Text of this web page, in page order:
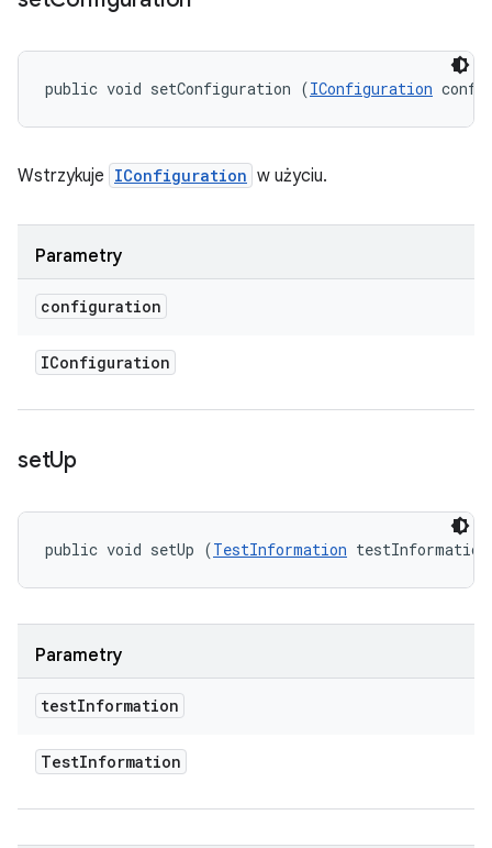
public void setConfiguration (IConfiguration
Wstrzykuje IConfiguration w użyciu.
Parametry
configuration
IConfiguration
setUp
public void setUp (TestInformation
Parametry
testInformation
TestInformation